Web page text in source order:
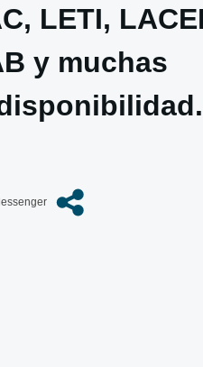
LETI,
y muchas